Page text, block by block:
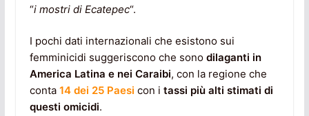
“i mostri di Ecatepec“.
I pochi dati internazionali che esistono sui
femminicidi suggeriscono che sono dilaganti in
America Latina e nei Caraibi, con la regione che
conta 14 dei 25 Paesi con i tassi più alti stimati di
questi omicidi.